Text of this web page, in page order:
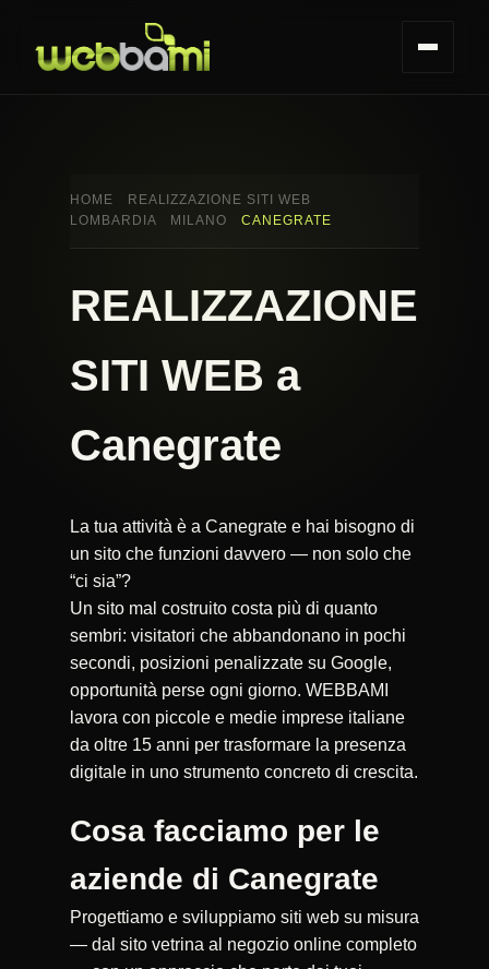
HOME
REALIZZAZIONE SITI WEB
LOMBARDIA
MILANO CANEGRATE
REALIZZAZIONE
SITI WEB a
Canegrate
La tua attività è a Canegrate e hai bisogno di
un sito che funzioni davvero — non solo che
“ci sia”?
Un sito mal costruito costa più di quanto
sembri: visitatori che abbandonano in pochi
secondi, posizioni penalizzate su Google,
opportunità perse ogni giorno. WEBBAMI
lavora con piccole e medie imprese italiane
da oltre 15 anni per trasformare la presenza
digitale in uno strumento concreto di crescita.
Cosa facciamo per le
aziende di Canegrate
Progettiamo e sviluppiamo siti web su misura
— dal sito vetrina al negozio online completo